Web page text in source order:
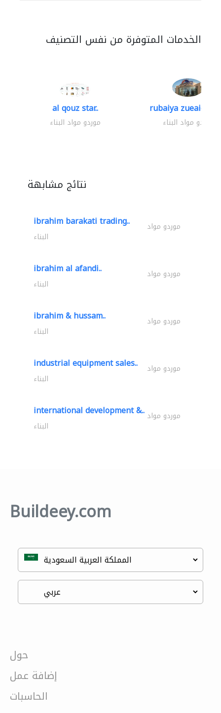
الخدمات المتوفرة من نفس التصنيف
al qouz star..
موردو مواد البناء
rubaiya zueaid
موردو مواد البناء
نتائج مشابهة
ibrahim barakati trading.. موردو مواد
البناء
ibrahim al afandi.. موردو مواد
البناء
ibrahim & hussam.. موردو مواد
البناء
industrial equipment sales.. موردو مواد
البناء
international development &.. موردو مواد
البناء
Buildeey.com
حول
إضافة عمل
الحاسبات